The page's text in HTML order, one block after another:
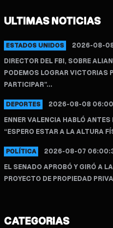
ULTIMAS NOTICIAS
ESTADOS UNIDOS
2026-08-
DIRECTOR DEL FBI, SOBRE
PODEMOS LOGRAR VICTORIAS
PARTICIPAR”...
DEPORTES
2026-08-08
ENNER VALENCIA HABLÓ
“ESPERO ESTAR A LA ALTURA
POLÍTICA
2026-08-07
EL SENADO APROBÓ Y GIRÓ A
PROYECTO DE PROPIEDAD
CATEGORIAS